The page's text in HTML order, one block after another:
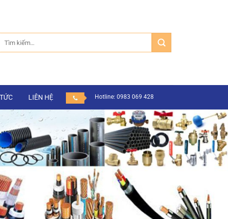
kiếm:
LIÊN HỆ Hotline: 0983 069 428